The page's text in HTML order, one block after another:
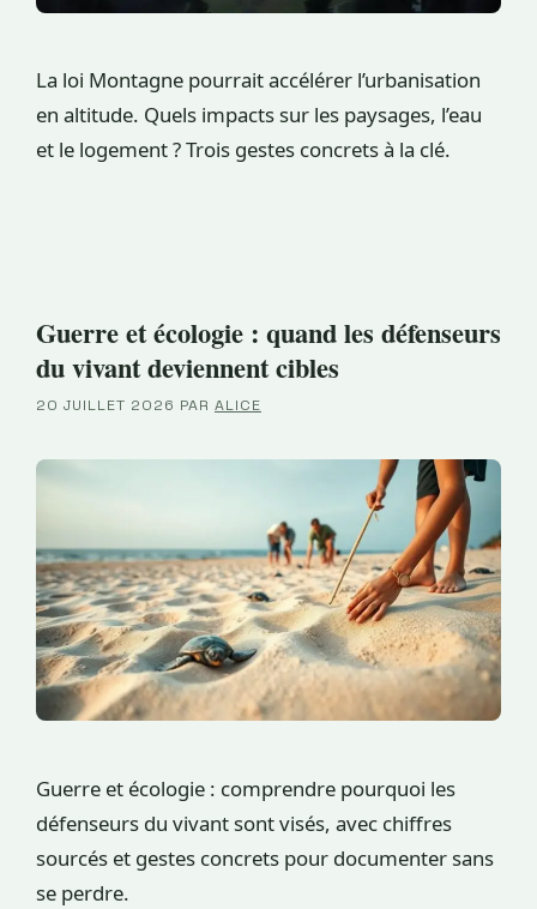
La loi Montagne pourrait accélérer l’urbanisation
en altitude. Quels impacts sur les paysages, l’eau
et le logement ? Trois gestes concrets à la clé.
Guerre et écologie : quand les défenseurs
du vivant deviennent cibles
20 JUILLET 2026 PAR ALICE
Guerre et écologie : comprendre pourquoi les
défenseurs du vivant sont visés, avec chiffres
sourcés et gestes concrets pour documenter sans
se perdre.